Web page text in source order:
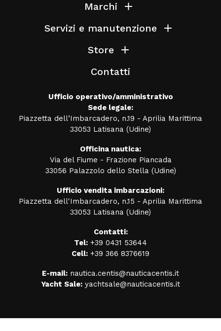
Marchi
Servizi e manutenzione
Store
Contatti
Ufficio operativo/amministrativo
Sede legale:
Piazzetta dell’Imbarcadero, n.19 - Aprilia Marittima
33053 Latisana (Udine)
Officina nautica:
Via del Fiume - Frazione Piancada
33056 Palazzolo dello Stella (Udine)
Ufficio vendita imbarcazioni:
Piazzetta dell'Imbarcadero, n.15 - Aprilia Marittima
33053 Latisana (Udine)
Contatti:
Tel: +39 0431 53644
Cell: +39 366 8376619
E-mail: nautica.centis@nauticacentis.it
Yacht Sale: yachtsale@nauticacentis.it